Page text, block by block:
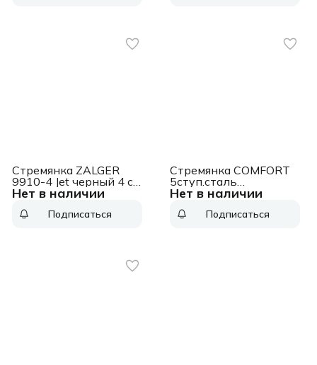
Нет в наличии
Стремянка ZALGER
9910-4 Jet черный 4 cт
с ковриком сталь
Подписаться
Нет в наличии
Стремянка COMFORT
5ступ.сталь
оцинк.133505
Подписаться